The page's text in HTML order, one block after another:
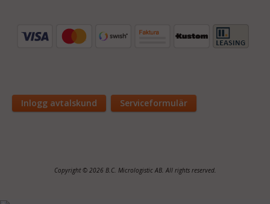
Inlogg avtalskund Serviceformulär
Copyright © 2026 B.C. Micrologistic AB. All rights reserved.